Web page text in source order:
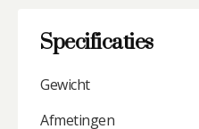
Specificaties
Gewicht
Afmetingen